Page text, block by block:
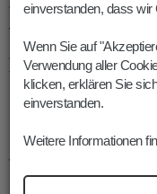
WANDERTIPPS
Absolut
friedvolleKassianspitze
INFOS
Dauer:
02:40 h
einverstanden, dass wir
Wenn Sie auf
Verwendung aller
klicken, erklären Sie
einverstanden.
Weitere Informationen